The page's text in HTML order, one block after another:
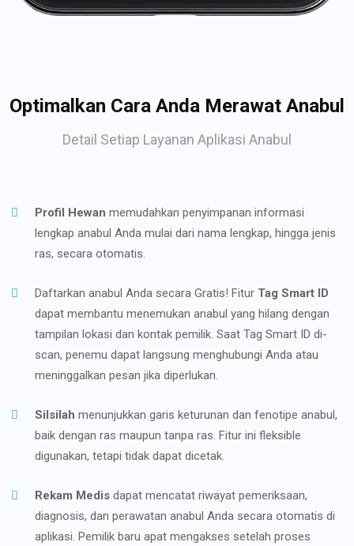
Optimalkan Cara Anda Merawat Anabul
Detail Setiap Layanan Aplikasi Anabul
Profil Hewan memudahkan penyimpanan informasi
lengkap anabul Anda mulai dari nama lengkap, hingga jenis
ras, secara otomatis.
Daftarkan anabul Anda secara Gratis! Fitur Tag Smart ID
dapat membantu menemukan anabul yang hilang dengan
tampilan lokasi dan kontak pemilik. Saat Tag Smart ID di-
scan, penemu dapat langsung menghubungi Anda atau
meninggalkan pesan jika diperlukan.
Silsilah menunjukkan garis keturunan dan fenotipe anabul,
baik dengan ras maupun tanpa ras. Fitur ini fleksible
digunakan, tetapi tidak dapat dicetak.
Rekam Medis dapat mencatat riwayat pemeriksaan,
diagnosis, dan perawatan anabul Anda secara otomatis di
aplikasi. Pemilik baru apat mengakses setelah proses